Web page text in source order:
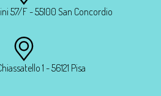
57/F - 55100 San Concordio
1 - 56121 Pisa